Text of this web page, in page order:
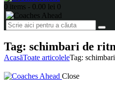
0 items - 0.00 lei 0
Tag: schimbari de
AcasăToate articoleleTag:
Close